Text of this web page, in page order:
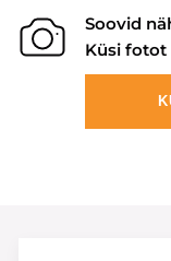
Soovid
Küsi fotot